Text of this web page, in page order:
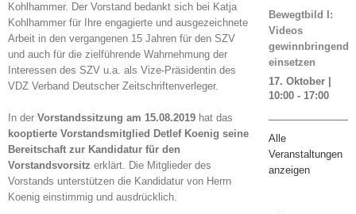
Kohlhammer. Der Vorstand bedankt sich bei Katja
Kohlhammer für Ihre engagierte und ausgezeichnete
Arbeit in den vergangenen 15 Jahren für den SZV
und auch für die zielführende Wahrnehmung der
Interessen des SZV u.a. als Vize-Präsidentin des
VDZ Verband Deutscher Zeitschriftenverleger.
In der Vorstandssitzung am 15.08.2019 hat das
kooptierte Vorstandsmitglied Detlef Koenig seine
Bereitschaft zur Kandidatur für den
Vorstandsvorsitz erklärt. Die Mitglieder des
Vorstands unterstützen die Kandidatur von Herrn
Koenig einstimmig und ausdrücklich.
Bewegtbild I:
Videos
gewinnbringend
einsetzen
17. Oktober |
10:00- 17:00
Alle
Veranstaltungen
anzeigen